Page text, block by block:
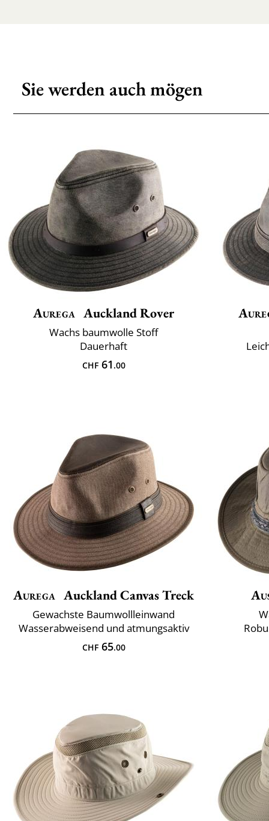
Sie werden auch mögen
Aurega Auckland Rover
Wachs baumwolle Stoff
Dauerhaft
CHF61 .00
Aurega Auckland Canvas Treck
Gewachste Baumwollleinwand
Wasserabweisend und atmungsaktiv
CHF65.00